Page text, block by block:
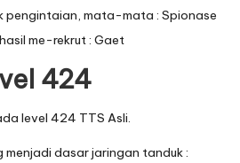
pengintaian, mata-mata : Spionase
me-rekrut : Gaet
424
level 424 TTS Asli.
dasar jaringan tanduk :